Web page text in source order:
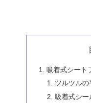
吸着式シート
ツルツル
吸着式シー